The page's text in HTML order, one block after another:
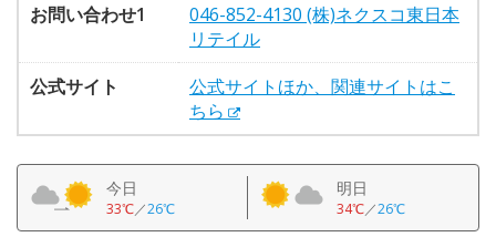
お問い合わせ1
046-852-4130 (株)ネクスコ東日本
リテイル
公式サイト
公式サイトほか、関連サイトはこ
ちら
今日
33℃／26℃
明日
34℃／26℃